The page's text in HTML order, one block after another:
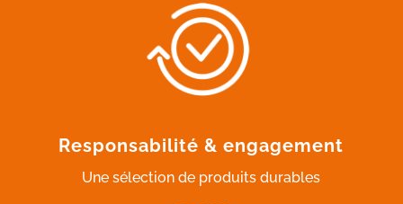
Responsabilité & engagement
Une sélection de produits durables